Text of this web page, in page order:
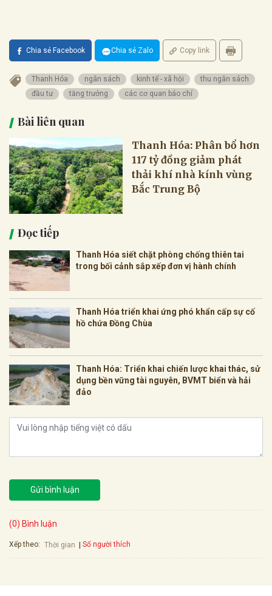
Chia sẻ Facebook Chia sẻ Zalo Copy link
Thanh Hóa ngân sách kinh tế - xã hội
thu ngân sách
đầu tư
tăng trưởng các cơ quan báo chí
Bài liên quan
Thanh Hóa: Phân bổ hơn
117 tỷ đồng giảm phát
thải khí nhà kính vùng
Bắc Trung Bộ
Đọc tiếp
Thanh Hóa siết chặt phòng chống thiên tai
trong bối cảnh sắp xếp đơn vị hành chính
Thanh Hóa triển khai ứng phó khẩn cấp sự cố
hồ chứa Đồng Chùa
Thanh Hóa: Triển khai chiến lược khai thác, sử
dụng bền vững tài nguyên, BVMT biển và hải
đảo
Gửi bình luận
(0) Bình luận
Xếp theo: Thời gian Số người thích